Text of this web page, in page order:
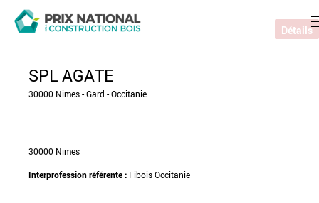
SPL AGATE
30000 Nimes - Gard - Occitanie
30000 Nimes
Interprofession référente : Fibois Occitanie
Détails